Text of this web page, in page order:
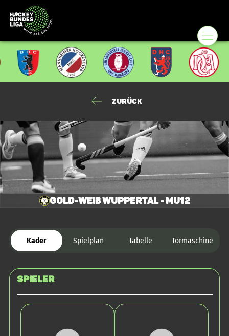
Zurück
Gold-Weiß Wuppertal - mU12
Kader Spielplan Tabelle Tormaschine
Spieler